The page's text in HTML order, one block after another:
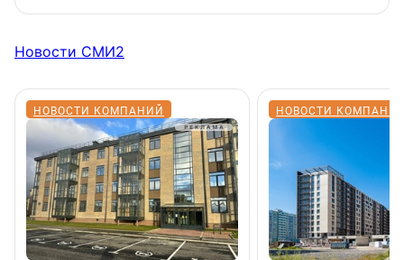
Новости СМИ2
НОВОСТИ КОМПАНИЙ НОВОСТИ